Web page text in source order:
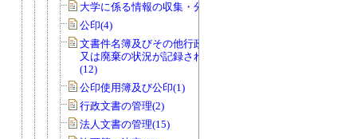
大学に係る情報の収集・分析(0)
公印(4)
文書件名簿及びその他行政文書の取得
又は廃棄の状況が記録されているもの
(12)
公印使用簿及び公印(1)
行政文書の管理(2)
法人文書の管理(15)